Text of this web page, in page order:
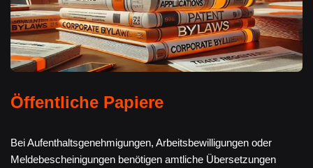
Öffentliche Papiere
Bei Aufenthaltsgenehmigungen, Arbeitsbewilligungen oder
Meldebescheinigungen benötigen amtliche Übersetzungen